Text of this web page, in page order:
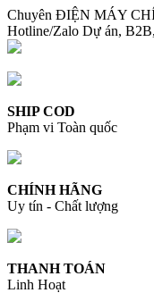
Chuyên ĐIỆN MÁY
Hotline/Zalo Dự án,
SHIP COD
Phạm vi Toàn quốc
CHÍNH HÃNG
Uy tín - Chất lượng
THANH TOÁN
Linh Hoạt